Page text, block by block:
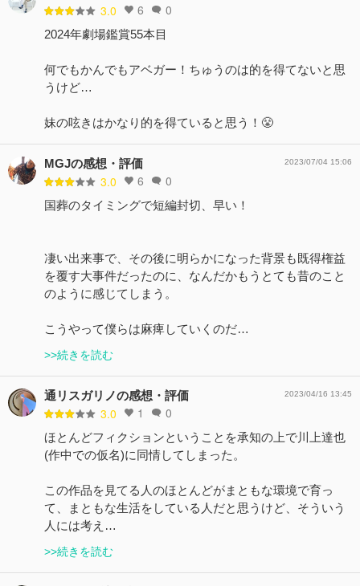
3.0 6 0
2024年劇場鑑賞55本目
何でもかんでもアベガー！ちゅうのは的を得てないと思
うけど…
妹の呟きはかなり的を得ていると思う！😤
MGJの感想・評価
3.0 6 0
2023/07/04 15:06
国葬のタイミングで短編封切、早い！
凄い出来事で、その後に明らかになった背景も既得権益
を覆す大事件だったのに、なんだかもうとても昔のこと
のように感じてしまう。
こうやって僕らは麻痺していくのだ…
>>続きを読む
通リスガリノの感想・評価
3.0 1 0
2023/04/16 13:45
ほとんどフィクションということを承知の上で川上達也
(作中での仮名)に同情してしまった。
この作品を見てる人のほとんどがまともな環境で育っ
て、まともな生活をしている人だと思うけど、そういう
人には考え…
>>続きを読む